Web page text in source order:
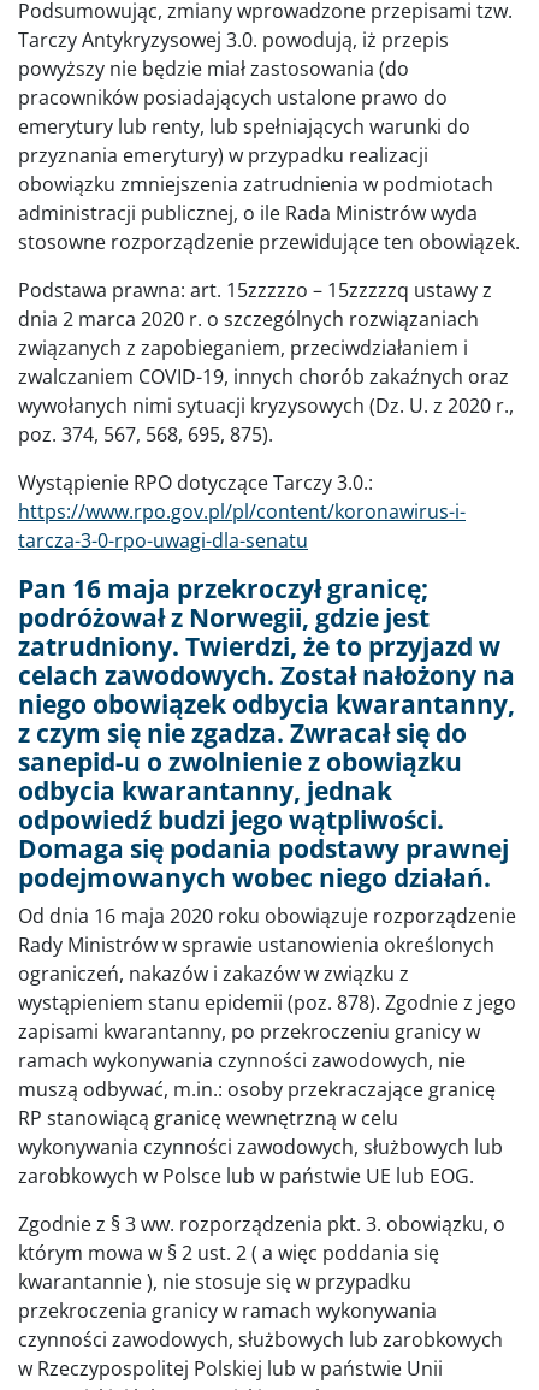
Podsumowując, zmiany wprowadzone przepisami tzw.
Tarczy Antykryzysowej 3.0. powodują, iż przepis
powyższy nie będzie miał zastosowania (do
pracowników posiadających ustalone prawo do
emerytury lub renty, lub spełniających warunki do
przyznania emerytury) w przypadku realizacji
obowiązku zmniejszenia zatrudnienia w podmiotach
administracji publicznej, o ile Rada Ministrów wyda
stosowne rozporządzenie przewidujące ten obowiązek.
Podstawa prawna: art. 15zzzzzo – 15zzzzzq ustawy z
dnia 2 marca 2020 r. o szczególnych rozwiązaniach
związanych z zapobieganiem, przeciwdziałaniem i
zwalczaniem COVID-19, innych chorób zakaźnych oraz
wywołanych nimi sytuacji kryzysowych (Dz. U. z 2020 r.,
poz. 374, 567, 568, 695, 875).
Wystąpienie RPO dotyczące Tarczy 3.0.:
https://www.rpo.gov.pl/pl/content/koronawirus-i-
tarcza-3-0-rpo-uwagi-dla-senatu
Pan 16 maja przekroczył granicę;
podróżował z Norwegii, gdzie jest
zatrudniony. Twierdzi, że to przyjazd w
celach zawodowych. Został nałożony na
niego obowiązek odbycia kwarantanny,
z czym się nie zgadza. Zwracał się do
sanepid-u o zwolnienie z obowiązku
odbycia kwarantanny, jednak
odpowiedź budzi jego wątpliwości.
Domaga się podania podstawy prawnej
podejmowanych wobec niego działań.
Od dnia 16 maja 2020 roku obowiązuje rozporządzenie
Rady Ministrów w sprawie ustanowienia określonych
ograniczeń, nakazów i zakazów w związku z
wystąpieniem stanu epidemii (poz. 878). Zgodnie z jego
zapisami kwarantanny, po przekroczeniu granicy w
ramach wykonywania czynności zawodowych, nie
muszą odbywać, m.in.: osoby przekraczające granicę
RP stanowiącą granicę wewnętrzną w celu
wykonywania czynności zawodowych, służbowych lub
zarobkowych w Polsce lub w państwie UE lub EOG.
Zgodnie z § 3 ww. rozporządzenia pkt. 3. obowiązku, o
którym mowa w § 2 ust. 2 ( a więc poddania się
kwarantannie ), nie stosuje się w przypadku
przekroczenia granicy w ramach wykonywania
czynności zawodowych, służbowych lub zarobkowych
w Rzeczypospolitej Polskiej lub w państwie Unii